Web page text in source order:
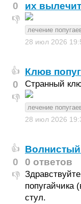
0
👎
их
лечение
28 июл 2026
👍
0
👎
Клюв
Странный
лечение
28 июл 2026
👍
0
👎
0 ответов
попугайчика
стул.